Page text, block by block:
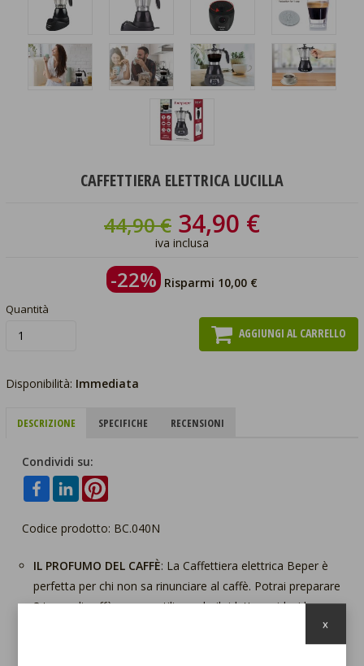
CAFFETTIERA ELETTRICA LUCILLA
44,90 €34,90 €
iva inclusa
-22% Risparmi 10,00 €
Quantità
AGGIUNGI AL CARRELLO
Disponibilità: Immediata
DESCRIZIONE SPECIFICHE RECENSIONI
Condividi su:
Codice prodotto: BC.040N
IL PROFUMO DEL CAFFÈ: La Caffettiera elettrica Beper è
perfetta per chi non sa rinunciare al caffè. Potrai preparare
3 tazze di caffè oppure utilizzando il riduttore riduci la
x